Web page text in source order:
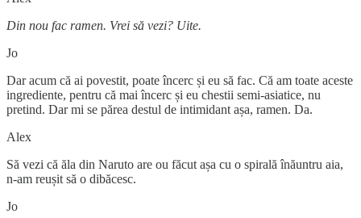
Din nou fac ramen. Vrei să vezi? Uite.
Jo
Dar acum că ai povestit, poate încerc și eu să fac. Că am toate aceste
ingrediente, pentru că mai încerc și eu chestii semi-asiatice, nu
pretind. Dar mi se părea destul de intimidant așa, ramen. Da.
Alex
Să vezi că ăla din Naruto are ou făcut așa cu o spirală înăuntru aia,
n-am reușit să o dibăcesc.
Jo